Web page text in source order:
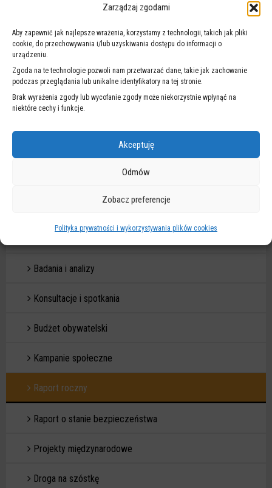
Zarządzaj zgodami
Aby zapewnić jak najlepsze wrażenia, korzystamy z technologii, takich jak pliki
cookie, do przechowywania i/lub uzyskiwania dostępu do informacji o
urządzeniu.
Zgoda na te technologie pozwoli nam przetwarzać dane, takie jak zachowanie
podczas przeglądania lub unikalne identyfikatory na tej stronie.
Brak wyrażenia zgody lub wycofanie zgody może niekorzystnie wpłynąć na
niektóre cechy i funkcje.
Akceptuję
Odmów
Zobacz preferencje
Polityka prywatności i wykorzystywania plików cookies
-
wersja
Raport roczny 2025 -
wersja polskojęzyczna
Annual
Report
2025
-
version
Annual Report 2025 -
English version
Badania i analizy
Konsultacje i spotkania
Budżet obywatelski
Kampanie społeczne
Raport roczny
Raport o stanie bezpieczeństwa
Projekty międzynarodowe
Droga na szóstkę